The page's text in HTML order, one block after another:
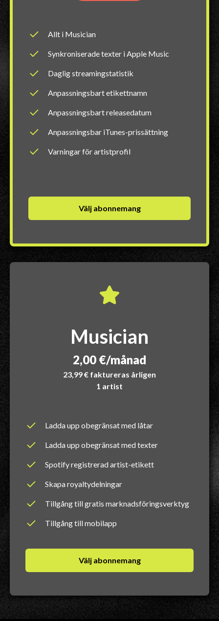
Allt i Musician
Synkroniserade texter i Apple Music
Daglig streamingstatistik
Anpassningsbart etikettnamn
Anpassningsbart releasedatum
Anpassningsbar iTunes-prissättning
Varningar för artistprofil
Välj abonnemang
Musician
2,00 €/månad
23,99 € faktureras årligen
1 artist
Ladda upp obegränsat med låtar
Ladda upp obegränsat med texter
Spotify registrerad artist-etikett
Skapa royaltydelningar
Tillgång till gratis marknadsföringsverktyg
Tillgång till mobilapp
Välj abonnemang